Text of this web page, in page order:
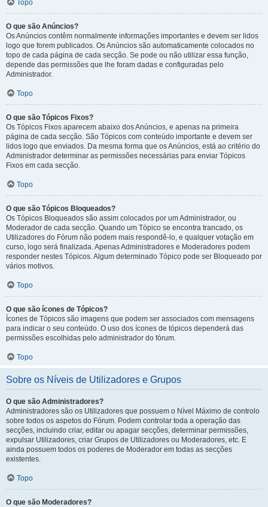
Topo
O que são Anúncios?
Os Anúncios contêm normalmente informações importantes e devem ser lidos
logo que forem publicados. Os Anúncios são automaticamente colocados no
topo de cada página de cada secção. Se pode ou não utilizar essa função,
depende das permissões que lhe foram dadas e configuradas pelo
Administrador.
Topo
O que são Tópicos Fixos?
Os Tópicos Fixos aparecem abaixo dos Anúncios, e apenas na primeira
página de cada secção. São Tópicos com conteúdo importante e devem ser
lidos logo que enviados. Da mesma forma que os Anúncios, está ao critério do
Administrador determinar as permissões necessárias para enviar Tópicos
Fixos em cada secção.
Topo
O que são Tópicos Bloqueados?
Os Tópicos Bloqueados são assim colocados por um Administrador, ou
Moderador de cada secção. Quando um Tópico se encontra trancado, os
Utilizadores do Fórum não podem mais respondê-lo, e qualquer votação em
curso, logo será finalizada. Apenas Administradores e Moderadores podem
responder nestes Tópicos. Algum determinado Tópico pode ser Bloqueado por
vários motivos.
Topo
O que são ícones de Tópicos?
Ícones de Tópicos são imagens que podem ser associados com mensagens
para indicar o seu conteúdo. O uso dos ícones de tópicos dependerá das
permissões escolhidas pelo administrador do fórum.
Topo
Sobre os Níveis de Utilizadores e Grupos
O que são Administradores?
Administradores são os Utilizadores que possuem o Nível Máximo de controlo
sobre todos os aspetos do Fórum. Podem controlar toda a operação das
secções, incluindo criar, editar ou apagar secções, determinar permissões,
expulsar Utilizadores, criar Grupos de Utilizadores ou Moderadores, etc. E
ainda possuem todos os poderes de Moderador em todas as secções
existentes.
Topo
O que são Moderadores?